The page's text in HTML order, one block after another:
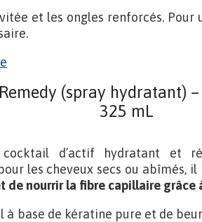
et les ongles renforcés.
(spray hydratant) –
325 mL
d’actif hydratant et
les cheveux secs ou abîmés,
de nourrir la fibre capillaire grâce
à base de kératine pure et de